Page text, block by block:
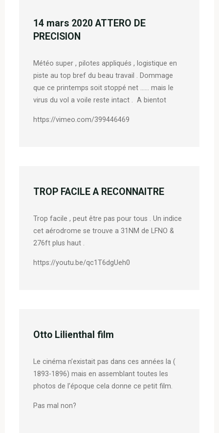
14 mars 2020 ATTERO DE
PRECISION
Météo super , pilotes appliqués , logistique en
piste au top bref du beau travail . Dommage
que ce printemps soit stoppé net …… mais le
virus du vol a voile reste intact . A bientot
https://vimeo.com/399446469
TROP FACILE A RECONNAITRE
Trop facile , peut être pas pour tous . Un indice
cet aérodrome se trouve a 31NM de LFNO &
276ft plus haut .
https://youtu.be/qc1T6dgUeh0
Otto Lilienthal film
Le cinéma n’existait pas dans ces années la (
1893-1896) mais en assemblant toutes les
photos de l’époque cela donne ce petit film.
Pas mal non?